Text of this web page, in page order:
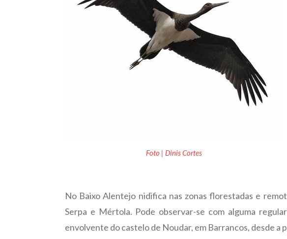
Foto | Dinis Cortes
No Baixo Alentejo nidifica nas zonas florestadas e
Serpa e Mértola. Pode observar-se com alguma
envolvente do castelo de Noudar, em Barrancos, desde